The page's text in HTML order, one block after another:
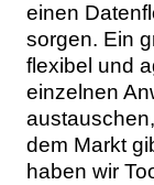
einen
sorgen. Ein
flexibel und
einzelnen
dem Markt
haben wir